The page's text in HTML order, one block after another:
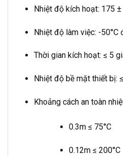
Nhiệt độ kích hoạt: 175 ±
Nhiệt độ làm việc: -50°C
Thời gian kích hoạt: ≤ 5
Nhiệt độ bề mặt thiết bị:
Khoảng cách an toàn
0.3m ≤ 75°C
0.12m ≤ 200°C